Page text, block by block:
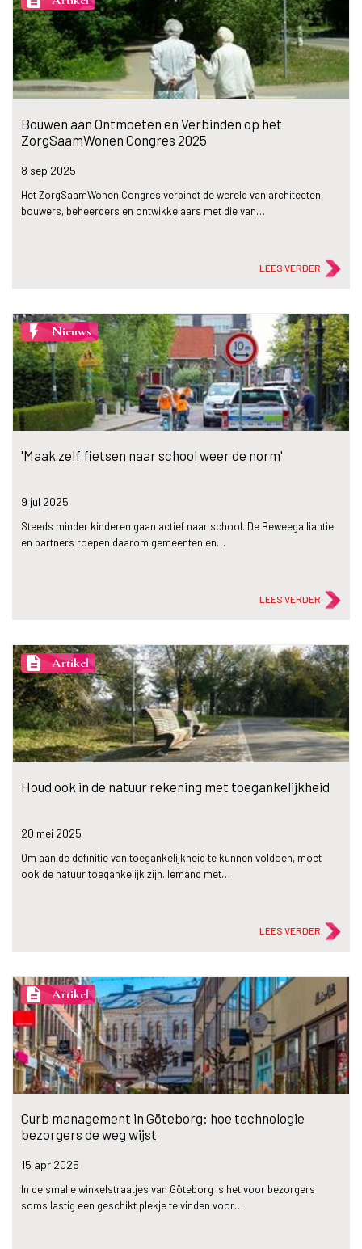
Bouwen aan Ontmoeten en Verbinden op het
ZorgSaamWonen Congres 2025
8 sep 2025
Het ZorgSaamWonen Congres verbindt de wereld van architecten,
bouwers, beheerders en ontwikkelaars met die van…
LEES VERDER
flash_on Nieuws
'Maak zelf fietsen naar school weer de norm'
9 jul 2025
Steeds minder kinderen gaan actief naar school. De Beweegalliantie
en partners roepen daarom gemeenten en…
LEES VERDER
description Artikel
Houd ook in de natuur rekening met toegankelijkheid
20 mei 2025
Om aan de definitie van toegankelijkheid te kunnen voldoen, moet
ook de natuur toegankelijk zijn. Iemand met…
LEES VERDER
description Artikel
Curb management in Göteborg: hoe technologie
bezorgers de weg wijst
15 apr 2025
In de smalle winkelstraatjes van Göteborg is het voor bezorgers
soms lastig een geschikt plekje te vinden voor…